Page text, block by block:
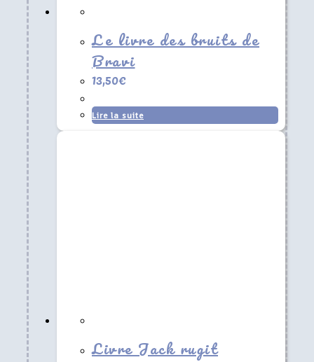
Le livre des bruits de
Bravi
13,50€
Lire la suite
Livre Jack rugit